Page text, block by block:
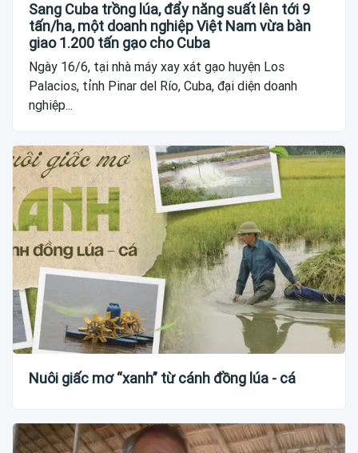
Sang Cuba trồng lúa, đẩy năng suất lên tới 9
tấn/ha, một doanh nghiệp Việt Nam vừa bàn
giao 1.200 tấn gạo cho Cuba
Ngày 16/6, tại nhà máy xay xát gạo huyện Los
Palacios, tỉnh Pinar del Río, Cuba, đại diện doanh
nghiệp...
Nuôi giấc mơ “xanh” từ cánh đồng lúa - cá